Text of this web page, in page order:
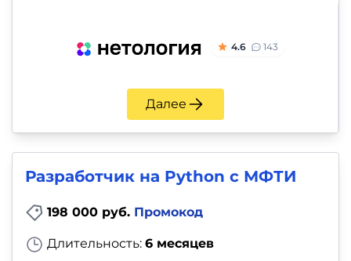
4.6 143
Далее
Разработчик на Python c МФТИ
198 000 руб. Промокод
Длительность: 6 месяцев